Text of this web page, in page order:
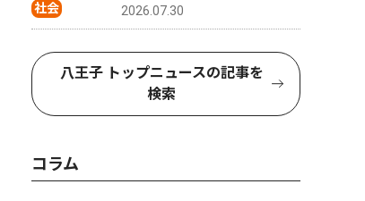
社会 2026.07.30
八王子 トップニュースの記事を
検索
コラム